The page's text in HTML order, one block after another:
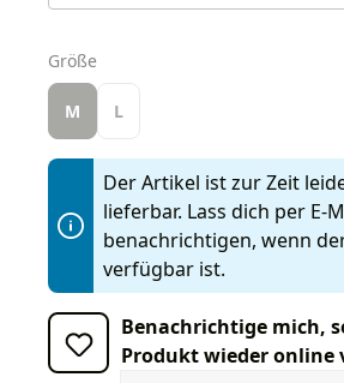
Größe
M L
Der Artikel ist zur Zeit
lieferbar. Lass dich per E-
benachrichtigen, wenn
verfügbar ist.
Benachrichtige mich,
Produkt wieder online